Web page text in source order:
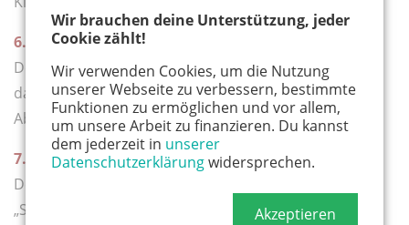
Wir brauchen deine Unterstützung, jeder
Cookie zählt!
Wir verwenden Cookies, um die Nutzung
unserer Webseite zu verbessern, bestimmte
Funktionen zu ermöglichen und vor allem,
um unsere Arbeit zu finanzieren. Du kannst
dem jederzeit in unserer
Datenschutzerklärungwidersprechen.
Akzeptieren
6. Unser Abendritual ...
Den Kleinen mit viel Kuscheln ins Bett bringen, und
dann heißt es für uns beide gerade meist, die späten
Abendstunden noch für Arbeit zu nutzen.
7. Zurzeit spielen wir am liebsten ...
Dead Man's Draw. Wurde uns wärmstens vom
„Spielbrett" empfohlen und wir lieben es.